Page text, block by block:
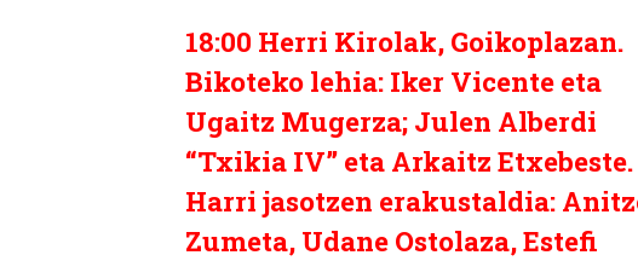
18:00 Herri Kirolak, Goikoplazan.
Bikoteko lehia: Iker Vicente eta
Ugaitz Mugerza; Julen Alberdi
“Txikia IV” eta Arkaitz Etxebeste.
Harri jasotzen erakustaldia:
Zumeta, Udane Ostolaza, Estefi